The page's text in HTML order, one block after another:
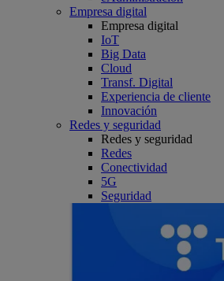
Empresa digital
Empresa digital
IoT
Big Data
Cloud
Transf. Digital
Experiencia de cliente
Innovación
Redes y seguridad
Redes y seguridad
Redes
Conectividad
5G
Seguridad